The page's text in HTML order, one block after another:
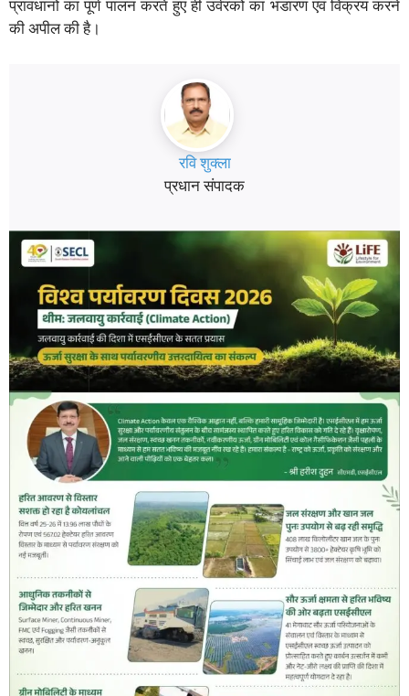
प्रावधानों का पूर्ण पालन करते हुए ही उर्वरकों का भंडारण एवं विक्रय करने
की अपील की है।
रवि शुक्ला
प्रधान संपादक